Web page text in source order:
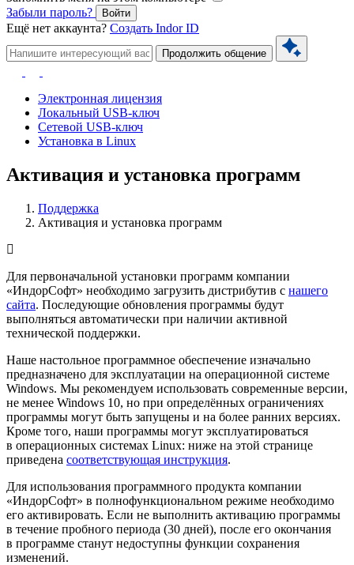
Забыли пароль?
Войти
Ещё нет аккаунта? Создать Indor ID
Продолжить общение
Электронная лицензия
Локальный USB-ключ
Сетевой USB-ключ
Установка в Linux
Активация и установка программ
Поддержка
Активация и установка программ
Для первоначальной установки программ компании
«ИндорСофт» необходимо загрузить дистрибутив c нашего
сайта. Последующие обновления программы будут
выполняться автоматически при наличии активной
технической поддержки.
Наше настольное программное обеспечение изначально
предназначено для эксплуатации на операционной системе
Windows. Мы рекомендуем использовать современные версии,
не менее Windows 10, но при определённых ограничениях
программы могут быть запущены и на более ранних версиях.
Кроме того, наши программы могут эксплуатироваться
в операционных системах Linux: ниже на этой странице
приведена соответствующая инструкция.
Для использования программного продукта компании
«ИндорСофт» в полнофункциональном режиме необходимо
его активировать. Если не выполнить активацию программы
в течение пробного периода (30 дней), после его окончания
в программе станут недоступны функции сохранения
изменений.